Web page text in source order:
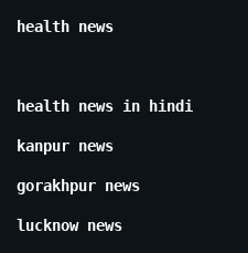
health news
health news in hindi
kanpur news
gorakhpur news
lucknow news